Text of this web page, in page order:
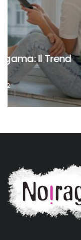
Camminare
Toccasana
Giulia 9